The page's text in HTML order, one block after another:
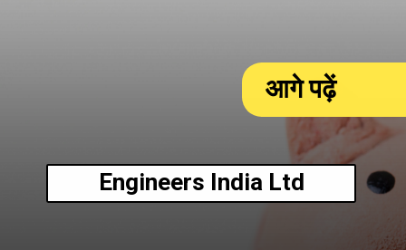
Engineers India Ltd
आगे पढ़ें